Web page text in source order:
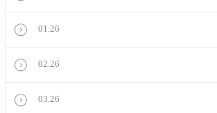
01.26
02.26
03.26